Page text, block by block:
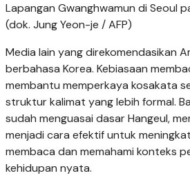
Lapangan Gwanghwamun di Seoul
(dok. Jung Yeon-je / AFP)
Media lain yang direkomendasikan
berbahasa Korea. Kebiasaan
membantu memperkaya kosakata
struktur kalimat yang lebih formal.
sudah menguasai dasar Hangeul,
menjadi cara efektif untuk
membaca dan memahami konteks
kehidupan nyata.